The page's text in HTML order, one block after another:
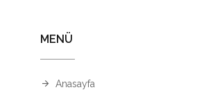
MENÜ
Anasayfa